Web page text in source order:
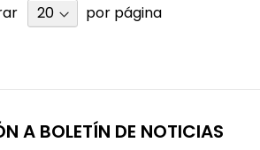
por página
A BOLETÍN DE NOTICIAS